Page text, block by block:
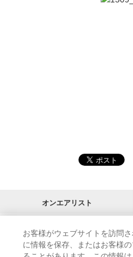
オンエアリスト
プログラムリスト
アーティストリスト
M-
お客様がウェブサイトを訪問
に情報を保存、またはお客様